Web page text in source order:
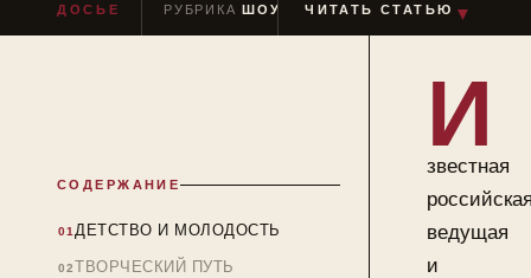
ДОСЬЕ РУБРИКАШОУ-БИЗНЕС ЧТЕНИЕ
ЧИТАТЬ СТАТЬЮ ▼
СОДЕРЖАНИЕ
ДЕТСТВО И МОЛОДОСТЬ
ТВОРЧЕСКИЙ ПУТЬ
И
звестная
ведущая
и